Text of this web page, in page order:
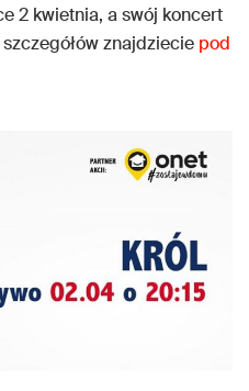
2 kwietnia, a swój koncert
znajdziecie pod